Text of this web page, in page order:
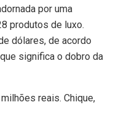
por uma
produtos de luxo.
dólares, de acordo
significa o dobro da
reais. Chique,